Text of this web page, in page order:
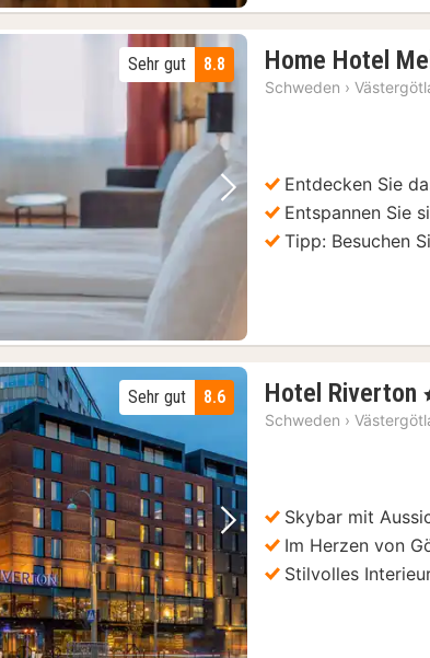
Bild Nächstes Bild
8.8
Sehr gut Home Hotel
Schweden ›
Entdecken Sie
Entspannen Sie
Tipp: Besuchen
Bild Nächstes Bild
8.6
Sehr gut Hotel Riverton ,
Schweden ›
Skybar mit
Im Herzen von
Stilvolles